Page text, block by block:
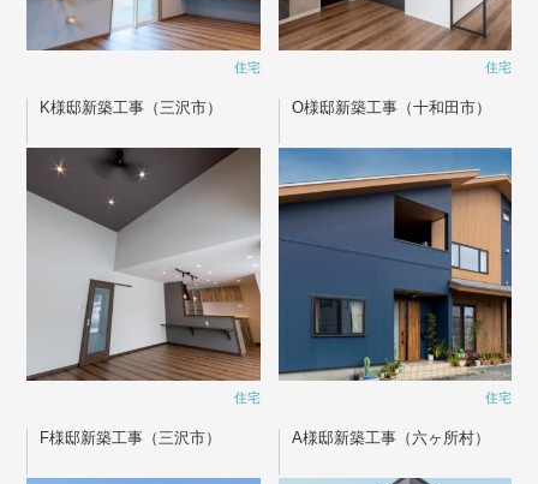
住宅 住宅
K様邸新築工事（三沢市）
住宅
O様邸新築工事（十和田市）
住宅
F様邸新築工事（三沢市） A様邸新築工事（六ヶ所村）